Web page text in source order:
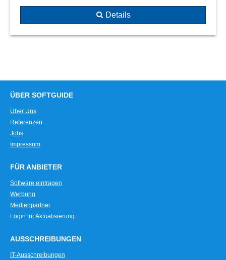
Details
ÜBER SOFTGUIDE
Über Uns
Referenzen
Jobs
Impressum
FÜR ANBIETER
Software eintragen
Werbung
Medienpartner
Login für Aktualisierung
AUSSCHREIBUNGEN
IT-Ausschreibungen